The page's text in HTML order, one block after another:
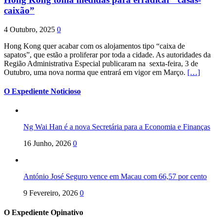
caixão”
4 Outubro, 2025 0
Hong Kong quer acabar com os alojamentos tipo “caixa de
sapatos”, que estão a proliferar por toda a cidade. As autoridades da
Região Administrativa Especial publicaram na sexta-feira, 3 de
Outubro, uma nova norma que entrará em vigor em Março. […]
O Expediente Noticioso
Ng Wai Han é a nova Secretária para a Economia e Finanças
16 Junho, 2026 0
António José Seguro vence em Macau com 66,57 por cento
9 Fevereiro, 2026 0
O Expediente Opinativo